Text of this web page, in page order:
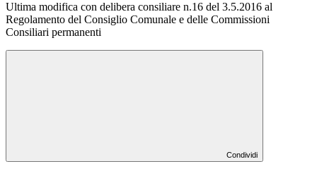
Ultima modifica con delibera consiliare n.16 del 3.5.2016 al
Regolamento del Consiglio Comunale e delle Commissioni
Consiliari permanenti
Condividi